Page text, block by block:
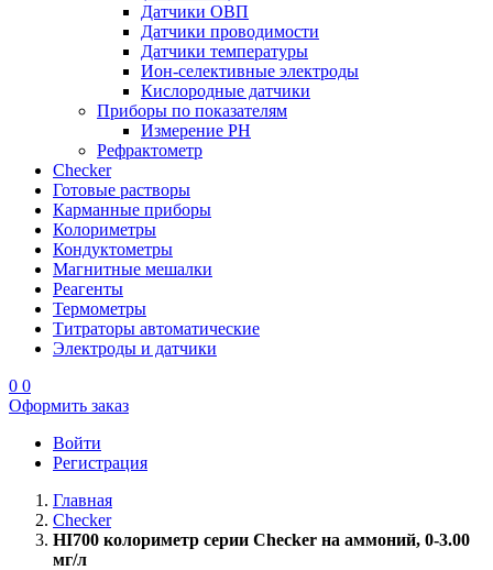
Датчики ОВП
Датчики проводимости
Датчики температуры
Ион-селективные электроды
Кислородные датчики
Приборы по показателям
Измерение PH
Рефрактометр
Checker
Готовые растворы
Карманные приборы
Колориметры
Кондуктометры
Магнитные мешалки
Реагенты
Термометры
Титраторы автоматические
Электроды и датчики
0 0
Оформить заказ
Войти
Регистрация
Главная
Checker
HI700 колориметр серии Checker на аммоний, 0-3.00
мг/л